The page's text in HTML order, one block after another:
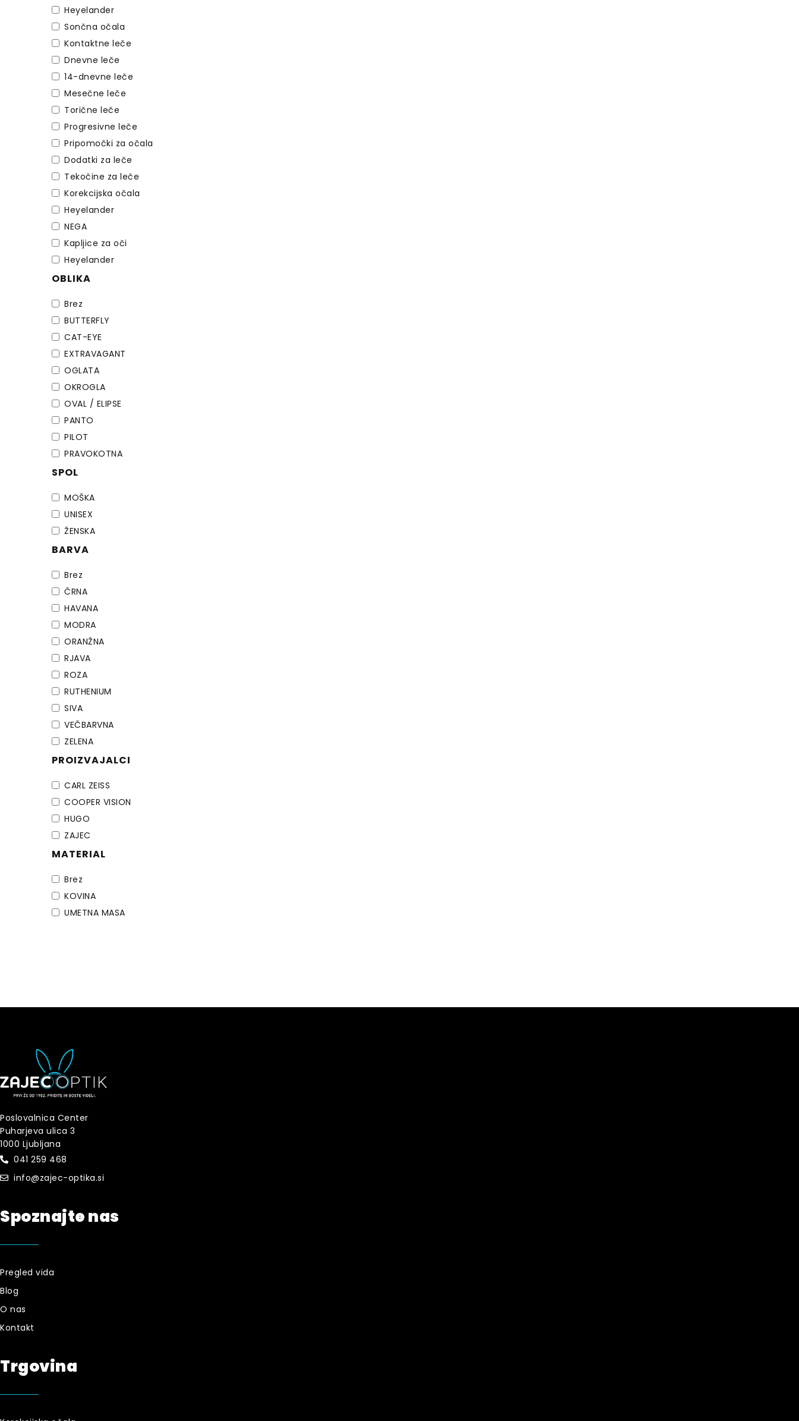
Heyelander
Sončna očala
Kontaktne leče
Dnevne leče
14-dnevne leče
Mesečne leče
Torične leče
Progresivne leče
Pripomočki za očala
Dodatki za leče
Tekočine za leče
Korekcijska očala
Heyelander
NEGA
Kapljice za oči
Heyelander
OBLIKA
Brez
BUTTERFLY
CAT-EYE
EXTRAVAGANT
OGLATA
OKROGLA
OVAL / ELIPSE
PANTO
PILOT
PRAVOKOTNA
SPOL
MOŠKA
UNISEX
ŽENSKA
BARVA
Brez
ČRNA
HAVANA
MODRA
ORANŽNA
RJAVA
ROZA
RUTHENIUM
SIVA
VEČBARVNA
ZELENA
PROIZVAJALCI
CARL ZEISS
COOPER VISION
HUGO
ZAJEC
MATERIAL
Brez
KOVINA
UMETNA MASA
Poslovalnica Center
Puharjeva ulica 3
1000 Ljubljana
041 259 468
info@zajec-optika.si
Spoznajte nas
Pregled vida
Blog
O nas
Kontakt
Trgovina